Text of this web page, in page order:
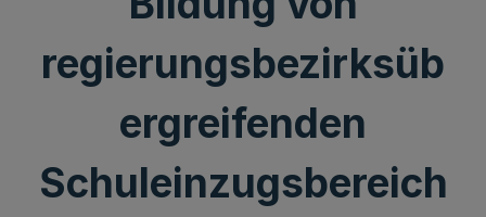
regierungsbezirksüb
ergreifenden
Schuleinzugsbereich